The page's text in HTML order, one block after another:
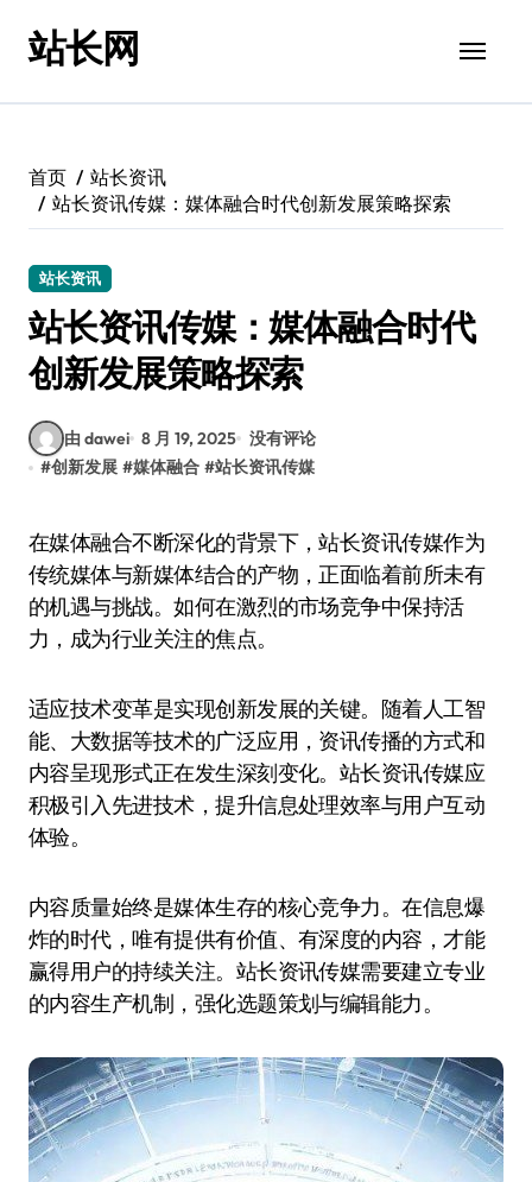
站长网
首页
站长资讯
站长资讯传媒：媒体融合时代创新发展策略探索
站长资讯
站长资讯传媒：媒体融合时代
创新发展策略探索
由 dawei 8 月 19, 2025 没有评论
#创新发展 #媒体融合 #站长资讯传媒
在媒体融合不断深化的背景下，站长资讯传媒作为
传统媒体与新媒体结合的产物，正面临着前所未有
的机遇与挑战。如何在激烈的市场竞争中保持活
力，成为行业关注的焦点。
适应技术变革是实现创新发展的关键。随着人工智
能、大数据等技术的广泛应用，资讯传播的方式和
内容呈现形式正在发生深刻变化。站长资讯传媒应
积极引入先进技术，提升信息处理效率与用户互动
体验。
内容质量始终是媒体生存的核心竞争力。在信息爆
炸的时代，唯有提供有价值、有深度的内容，才能
赢得用户的持续关注。站长资讯传媒需要建立专业
的内容生产机制，强化选题策划与编辑能力。